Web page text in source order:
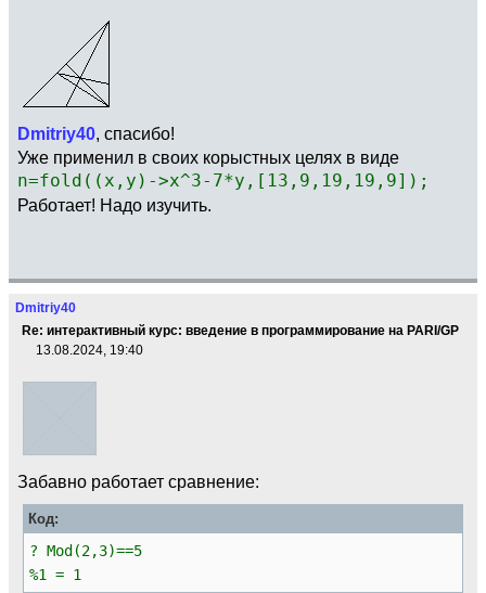
Dmitriy40, спасибо!
Уже применил в своих корыстных целях в виде
n=fold((x,y)->x^3-7*y,[13,9,19,19,9]);
Работает! Надо изучить.
Dmitriy40
Re: интерактивный курс: введение в программирование на PARI/GP
13.08.2024, 19:40
Забавно работает сравнение:
Код:
? Mod(2,3)==5
%1 = 1